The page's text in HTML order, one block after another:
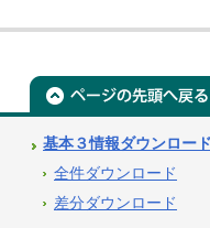
基本３情報ダウンロード
全件ダウンロード
差分ダウンロード